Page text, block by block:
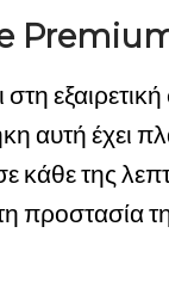
έχει
της
προστασία